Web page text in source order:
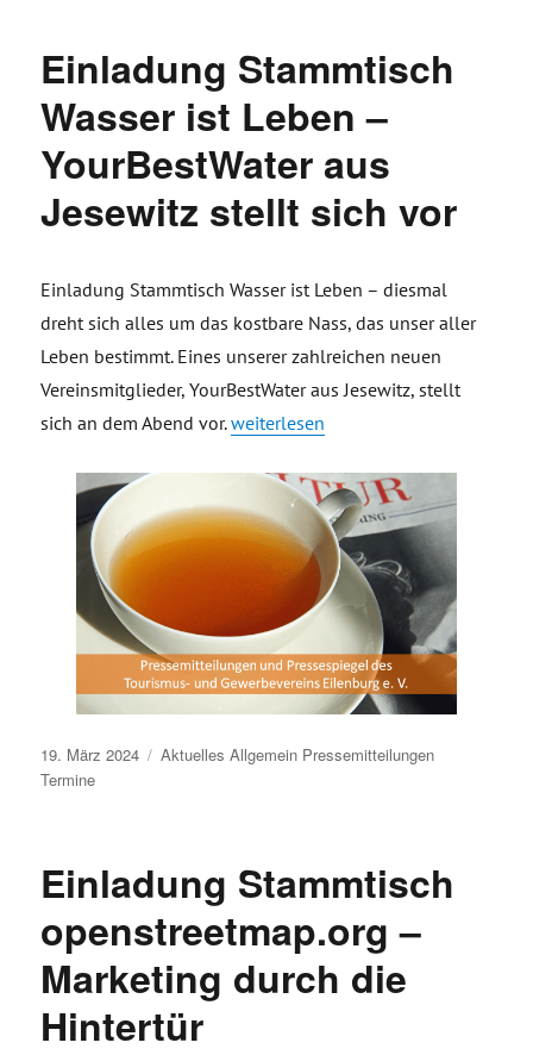
Einladung Stammtisch
Wasser ist Leben –
YourBestWater aus
Jesewitz stellt sich vor
Einladung Stammtisch Wasser ist Leben – diesmal
dreht sich alles um das kostbare Nass, das unser aller
Leben bestimmt. Eines unserer zahlreichen neuen
Vereinsmitglieder, YourBestWater aus Jesewitz, stellt
sich an dem Abend vor.„Einladung Stammtisch Wasser ist
weiterlesen
Veröffentlicht
am
19. März 2024 Aktuelles Allgemein Pressemitteilungen
Termine
Einladung Stammtisch
openstreetmap.org –
Marketing durch die
Hintertür